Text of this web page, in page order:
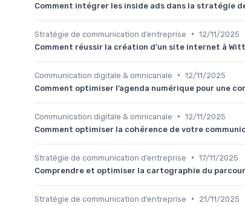
Comment intégrer les inside ads dans la stratégie
Stratégie de communication d’entreprise • 12/11/2025
Comment réussir la création d’un site internet à
Communication digitale & omnicanale • 12/11/2025
Comment optimiser l’agenda numérique pour une
Communication digitale & omnicanale • 12/11/2025
Comment optimiser la cohérence de votre
Stratégie de communication d’entreprise • 17/11/2025
Comprendre et optimiser la cartographie du
Stratégie de communication d’entreprise •
21/11/2025